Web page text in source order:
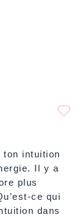
ton intuition
Il y a
plus
ce qui
dans